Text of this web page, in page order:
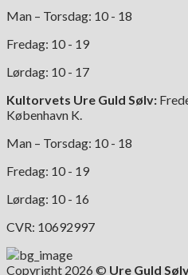
Man – Torsdag: 10 - 18
Fredag: 10 - 19
Lørdag: 10 - 17
Kultorvets Ure Guld Sølv:
København K.
Man – Torsdag: 10 - 18
Fredag: 10 - 19
Lørdag: 10 - 16
CVR: 10692997
Copyright 2026 © Ure Guld